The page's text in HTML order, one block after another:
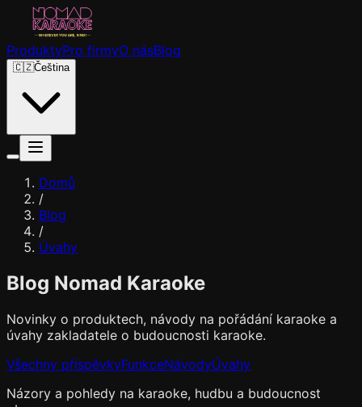
ProduktyPro firmyO násBlog
🇨🇿Čeština
Domů
/
Blog
/
Úvahy
Blog Nomad Karaoke
Novinky o produktech, návody na pořádání karaoke a
úvahy zakladatele o budoucnosti karaoke.
Všechny příspěvkyFunkceNávodyÚvahy
Názory a pohledy na karaoke, hudbu a budoucnost